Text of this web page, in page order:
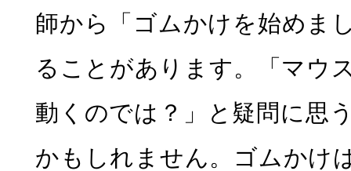
師から「ゴムかけを始めま
ることがあります。「マウ
動くのでは？」と疑問に思
かもしれません。ゴムかけ